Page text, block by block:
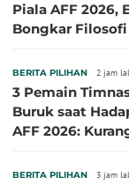
Piala AFF 2026,
Bongkar Filosofi
BERITA PILIHAN 2 jam
3 Pemain
Buruk saat
AFF 2026:
BERITA PILIHAN 3 jam